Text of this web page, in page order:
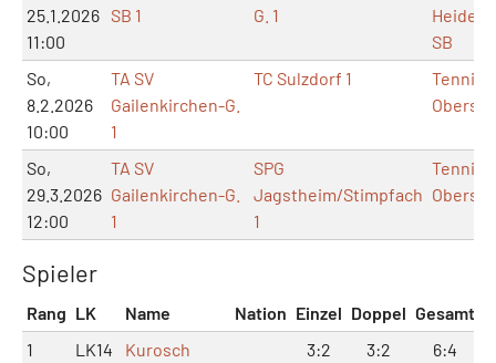
25.1.2026
11:00
SB 1
G. 1
SB
So,
8.2.2026
10:00
TA SV
Gailenkirchen-G.
1
TC Sulzdorf 1
So,
29.3.2026
12:00
TA SV
Gailenkirchen-G.
1
SPG
Jagstheim/Stimpfach
1
Spieler
Rang LK Name Nation Einzel Doppel Gesamt
1
LK14
Kurosch
3:2 3:2 6:4